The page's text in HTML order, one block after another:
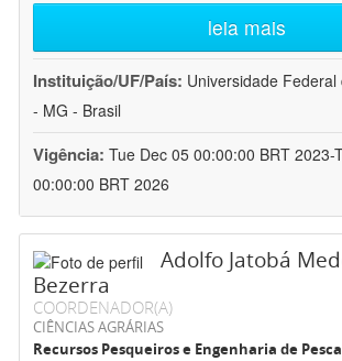
leia mais
Instituição/UF/País: Universidade
- MG - Brasil
Vigência: Tue Dec 05 00:00:00 BRT 2023-
00:00:00 BRT 2026
Adolfo Jatobá
Bezerra
COORDENADOR(A)
CIÊNCIAS AGRÁRIAS
Recursos Pesqueiros e Engenharia de Pesca